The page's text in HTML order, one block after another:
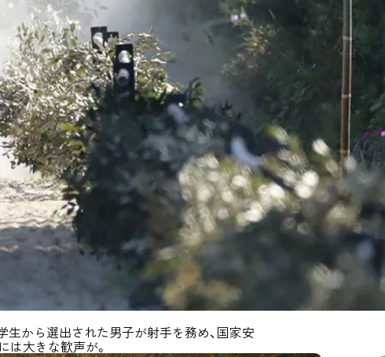
から選出された男子が射手を務め、国家安
は大きな歓声が。